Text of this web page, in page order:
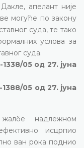
апелант није
могуће по закону
суда, те тако
услова за
суда.
05 од 27. јуна
05 од 27. јуна
надлежном
исцрпио
ван рока поднио